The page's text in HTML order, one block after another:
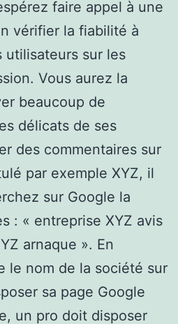
faire appel à une
vérifier la fiabilité à
utilisateurs sur les
Vous aurez la
beaucoup de
délicats de ses
des commentaires sur
par exemple XYZ, il
sur Google la
: « entreprise XYZ avis
arnaque ». En
le nom de la société sur
sa page Google
un pro doit disposer